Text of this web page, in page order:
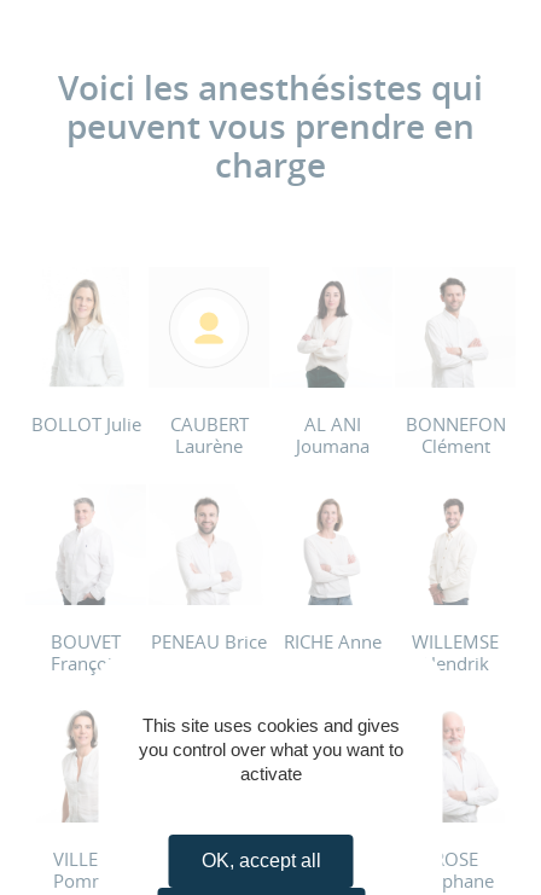
Voici les anesthésistes qui
peuvent vous prendre en
charge
BOLLOT Julie
CAUBERT
Laurène
AL ANI
Joumana
BONNEFON
Clément
BOUVET
François
PENEAU Brice RICHE Anne
WILLEMSE
Hendrik
VILLERS
Pomme
TILLY Xavier
THERAUD
Julien
ROSE
Stéphane
This site uses cookies and gives
you control over what you want to
activate
OK, accept all